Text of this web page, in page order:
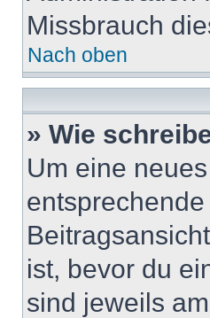
Missbrauch
Nach oben
» Wie
Um eine
ist, bevor du
sind jeweils